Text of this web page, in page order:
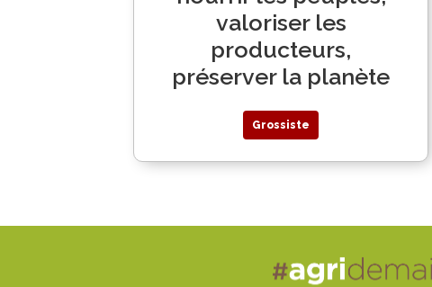
valoriser les
producteurs,
préserver la planète
Grossiste